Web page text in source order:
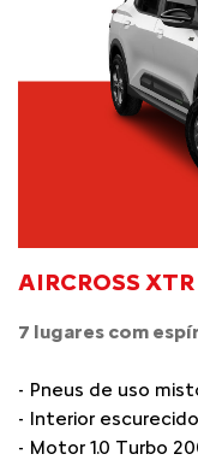
AIRCROSS XTR
7 lugares com
- Pneus de uso
- Interior
- Motor 1.0 Turbo